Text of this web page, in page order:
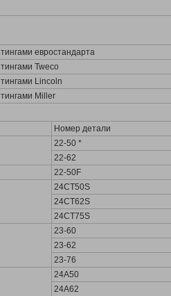
евростандарта
Tweco
Lincoln
Miller
Номер детали
22-50 *
22-62
22-50F
24CT50S
24CT62S
24CT75S
23-60
23-62
23-76
24A50
24A62